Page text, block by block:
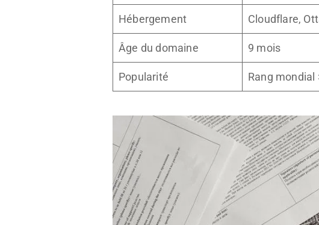
Hébergement Cloudflare,
Âge du domaine 9 mois
Popularité Rang mondial